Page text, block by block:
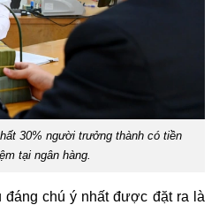
30% người trưởng thành có tiền
tại ngân hàng.
đáng chú ý nhất được đặt ra là